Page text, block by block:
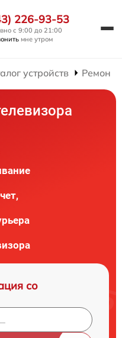
226-93-53
с 9:00 до 21:00
мне утром
устройств Ремонт
со